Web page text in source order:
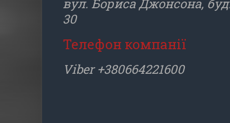
вул. Бориса Джонсона,
30
Телефон компанії
Viber +380664221600